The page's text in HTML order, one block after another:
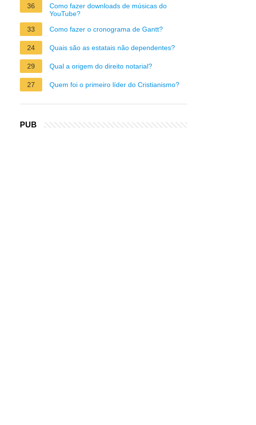
36
Como fazer downloads de músicas do
YouTube?
33
Como fazer o cronograma de Gantt?
24 Quais são as estatais não dependentes?
29 Qual a origem do direito notarial?
27 Quem foi o primeiro líder do Cristianismo?
PUB